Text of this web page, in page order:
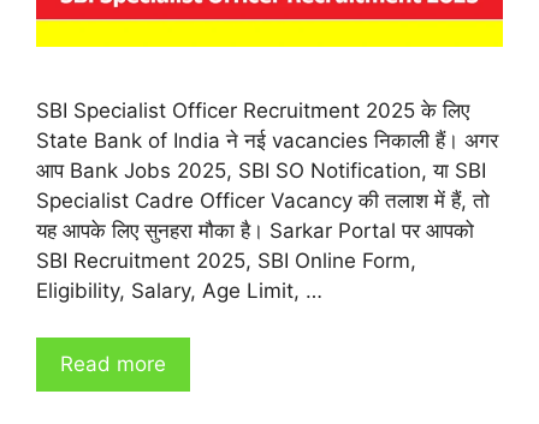
SBI Specialist Officer Recruitment 2025 के लिए
State Bank of India ने नई vacancies निकाली हैं। अगर
आप Bank Jobs 2025, SBI SO Notification, या SBI
Specialist Cadre Officer Vacancy की तलाश में हैं, तो
यह आपके लिए सुनहरा मौका है। Sarkar Portal पर आपको
SBI Recruitment 2025, SBI Online Form,
Eligibility, Salary, Age Limit, …
Read more